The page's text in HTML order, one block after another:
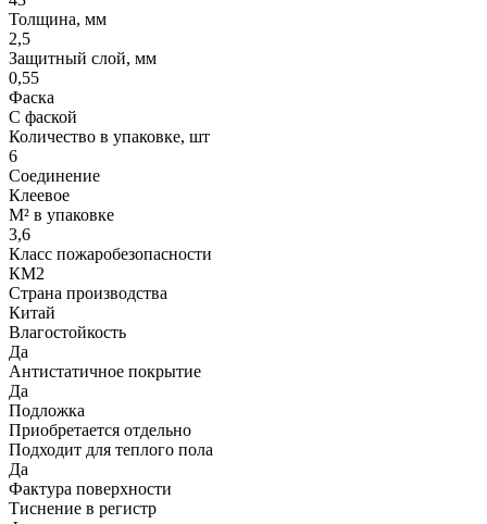
Толщина, мм
2,5
Защитный слой, мм
0,55
Фаска
С фаской
Количество в упаковке, шт
6
Соединение
Клеевое
М² в упаковке
3,6
Класс пожаробезопасности
КМ2
Страна производства
Китай
Влагостойкость
Да
Антистатичное покрытие
Да
Подложка
Приобретается отдельно
Подходит для теплого пола
Да
Фактура поверхности
Тиснение в регистр